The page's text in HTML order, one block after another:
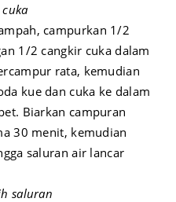
campurkan 1/2
1/2 cangkir cuka dalam
rata, kemudian
kue dan cuka ke dalam
Biarkan campuran
30 menit, kemudian
saluran air lancar
saluran